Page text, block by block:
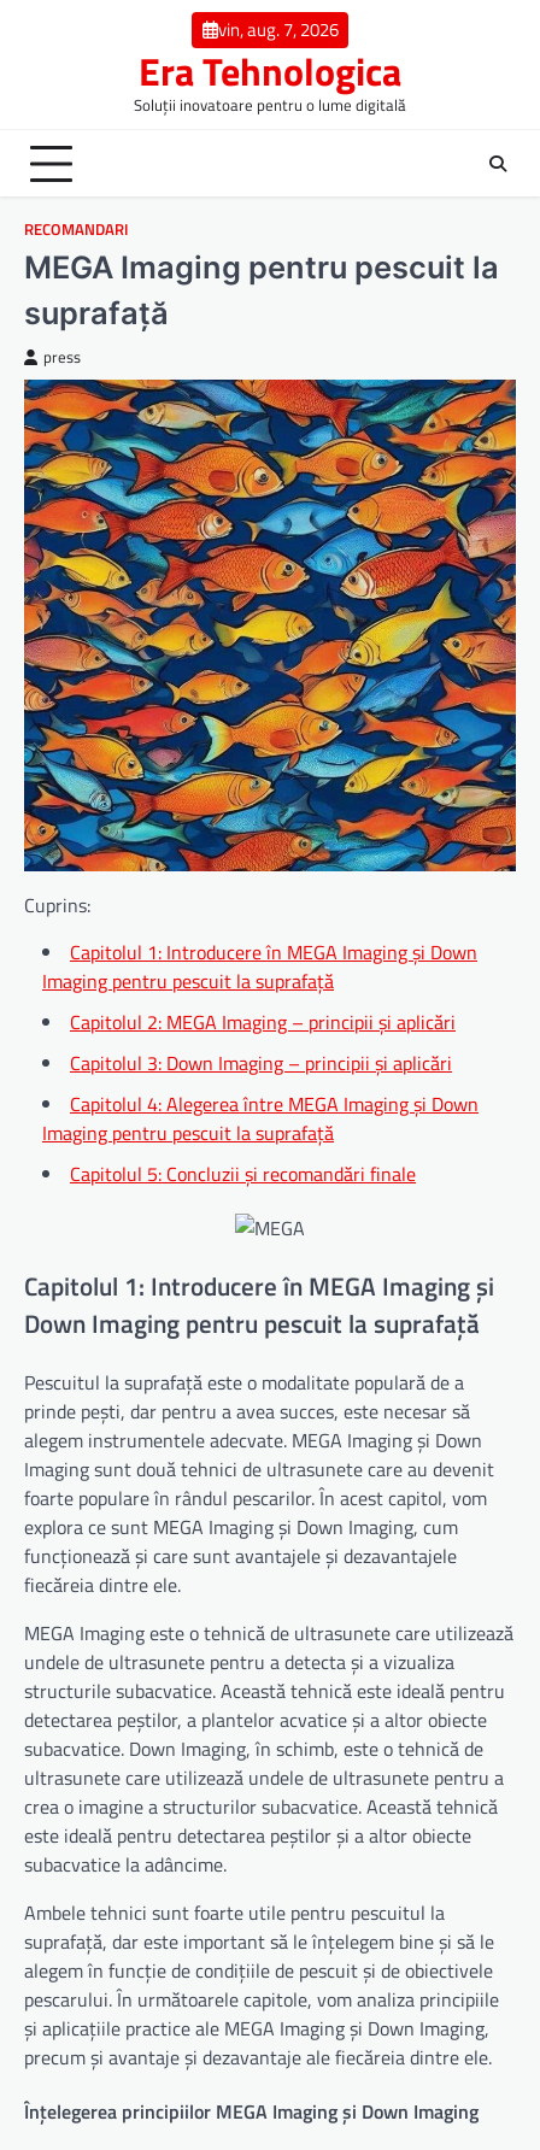
vin, aug. 7, 2026
Era Tehnologica
Soluții inovatoare pentru o lume digitală
RECOMANDARI
MEGA Imaging pentru pescuit la
suprafață
press
Cuprins:
Capitolul 1: Introducere în MEGA Imaging și Down
Imaging pentru pescuit la suprafață
Capitolul 2: MEGA Imaging – principii și aplicări
Capitolul 3: Down Imaging – principii și aplicări
Capitolul 4: Alegerea între MEGA Imaging și Down
Imaging pentru pescuit la suprafață
Capitolul 5: Concluzii și recomandări finale
Capitolul 1: Introducere în MEGA Imaging și
Down Imaging pentru pescuit la suprafață
Pescuitul la suprafață este o modalitate populară de a
prinde pești, dar pentru a avea succes, este necesar să
alegem instrumentele adecvate. MEGA Imaging și Down
Imaging sunt două tehnici de ultrasunete care au devenit
foarte populare în rândul pescarilor. În acest capitol, vom
explora ce sunt MEGA Imaging și Down Imaging, cum
funcționează și care sunt avantajele și dezavantajele
fiecăreia dintre ele.
MEGA Imaging este o tehnică de ultrasunete care utilizează
undele de ultrasunete pentru a detecta și a vizualiza
structurile subacvatice. Această tehnică este ideală pentru
detectarea peștilor, a plantelor acvatice și a altor obiecte
subacvatice. Down Imaging, în schimb, este o tehnică de
ultrasunete care utilizează undele de ultrasunete pentru a
crea o imagine a structurilor subacvatice. Această tehnică
este ideală pentru detectarea peștilor și a altor obiecte
subacvatice la adâncime.
Ambele tehnici sunt foarte utile pentru pescuitul la
suprafață, dar este important să le înțelegem bine și să le
alegem în funcție de condițiile de pescuit și de obiectivele
pescarului. În următoarele capitole, vom analiza principiile
și aplicațiile practice ale MEGA Imaging și Down Imaging,
precum și avantaje și dezavantaje ale fiecăreia dintre ele.
Înțelegerea principiilor MEGA Imaging și Down Imaging